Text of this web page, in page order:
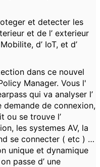
et detecter les
et de l’ exterieur
d’ IoT, et d’
dans ce nouvel
Manager. Vous l'
qui va analyser l’
demande de connexion,
ou se trouve l’
les systemes AV, la
se connecter ( etc ) …
unique et dynamique
passe d’ une